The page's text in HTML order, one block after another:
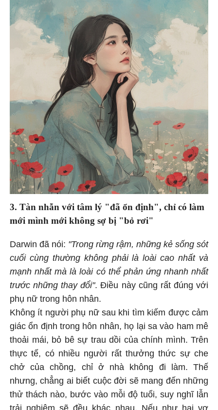
3. Tàn nhẫn với tâm lý "đã ổn định", chỉ có làm
mới mình mới không sợ bị "bỏ rơi"
Darwin đã nói: "Trong rừng rậm, những kẻ sống sót
cuối cùng thường không phải là loài cao nhất và
mạnh nhất mà là loài có thể phản ứng nhanh nhất
trước những thay đổi". Điều này cũng rất đúng với
phụ nữ trong hôn nhân.
Không ít người phụ nữ sau khi tìm kiếm được cảm
giác ổn định trong hôn nhân, họ lại sa vào ham mê
thoải mái, bỏ bê sự trau dồi của chính mình. Trên
thực tế, có nhiều người rất thưởng thức sự che
chở của chồng, chỉ ở nhà không đi làm. Thế
nhưng, chẳng ai biết cuộc đời sẽ mang đến những
thử thách nào, bước vào mỗi độ tuổi, suy nghĩ lẫn
trải nghiệm sẽ đều khác nhau. Nếu như hai vợ